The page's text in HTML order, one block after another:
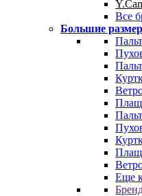
Все
Большие
Еще